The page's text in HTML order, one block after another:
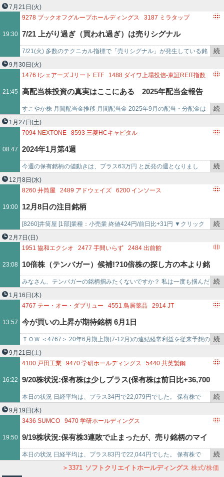
4559ゼリア新薬工業
6035 アイ・アールジャパンホールディングス 3969 エイトレッド
た。 では、保有銘柄の今週のトピックスです。 Photosynth（437…
を
で
7月21日 (火)
19:30
9278 ブックオフグループホールディングス 3187 ミラタップ
JPMC 3371
ソフトクリエイトホールディングス
アイズ 9252 ラストワンマイル 2354YE DIGITAL
3539JMホールディングス 6033 エクストリーム
7/21 上がり過ぎ（買われ過ぎ）は売りシグナル
7/21(火) 多数のテクニカル指標で「売りシグナル」が発生している銘
柄！「ＪＳＨ(150A)に売りシグナル 9コ」「ブックオフグループホー
ルディン…
続
を
で
9月30日 (火)
21:45
1476 Iシェアーズ Jリート ETF 1488 ダイワ上場投信-東証REIT指数
2124JAC RECRUITMENT
システナ
2353日本駐車場開発 2379 ディップ 2391
プラネット
2393日本ケアサプライ 2491バリューコマース
2670 エービーシー・マート
3371 ソフトクリエイトホールディングス
4464ソフト９
高配当株投資の真実はここにある 2025年配当金報告
すこやか株 月間配当金推移 月間配当金 2025年9月の配当・分配金は
日本株から ２７ ,５４１円 （前年比 １９４.２ ％ +１３…
続
を
で
1月27日 (土)
08:47
7094 NEXTONE 8593 三菱HCキャピタル
ユナイテッド・アーバン投資法人
TOKAIホールディングス
3498霞ヶ関キャピタル 3198SFPホールディングス
9064ヤマトホールディングス
2153 E・Jホールディングス 5334日本特殊陶業
6701NEC 6823リオン
2024年1月第4週
今週の保有銘柄の値動きは、プラス63万円 と反発の週となりまし
た。 保有銘柄のニュースは以下。・NexTone（7094） 著作権管理楽
曲数は9月末…
続
を
で
12月8日 (水)
19:00
8260 井筒屋 2489 アドウェイズ 6200 インソース
ソフトクリエイトホールディングス
9104 商船三井 4445 リビン・テクノロジーズ
9919関西スーパーマーケット 3727アプリックス
2983アールプランナー
6569 日総工産
12月8日の注目銘柄
[8260]井筒屋 [1部]業種：小売業 終値424円/前日比+31円 ▼クリック
で株探ページ▼ 北九州地盤の百貨店老舗。小倉、山口に集中。…
続
を
で
2月7日 (日)
23:08
1951 協和エクシオ 2477 手間いらず 2484 出前館
2588 プレミアムウォーターホールディングス 2929
ファーマフーズ
2930北の達人コーポレーション
JFLAホールディングス
3150グリムス 3252日本商業開発
3371ソフトクリエイトホールディングス
3484 テンポイノベーション 3627JNSホールディングス
3661 エムアップホールディン
10倍株（テンバガー）候補!?10倍株の探し方の本より銘
柄をピックアップ
みなさん、テンバガーの銘柄掴みたくないですか？ 私は一度も掴んだ
ことないですが、やはり投資家たるものそういった銘柄をつかんでは
みたいです。 …
続
を
で
1月16日 (木)
13:57
4767 テー・オー・ダブリュー 4551 鳥居薬品 2914 JT
3371
ソフトクリエイトホールディングス
6479 ミネベアミツミ
今が買いの上昇が期待銘柄 6月1日
ＴＯＷ ＜4767＞ 20年6月期上期(7-12月)の連結経常利益を従来予想の
13.6億円→15億円に10.6％上方修正。増益率が10.6％増→2…
続
を
で
9月21日 (土)
16:22
4100 戸田工業 9470 学研ホールディングス 5440 共英製鋼
住友大阪セメント 6659
メディアリンクス
ジャパンディスプレイ 2469 ヒビノ 8338 筑波銀行
2185シイエム・シイ 3371ソフトクリエイトホールディングス
4665ダスキン
1805 飛島建設 1435 TATERU 1815鉄建建設
9/20株状況:保有株は少しプラス(保有株は前日比+36,700
円)
本日の状況 日経平均は、プラス34円で22,079円でした。 保有株で
す。 前日比でプラスにはなってますが、7102日本車両製造、4…
続
を
で
9月19日 (木)
19:50
3436 SUMCO 9470 学研ホールディングス
メディアリンクス 6740
ジャパンディスプレイ
アサヒグループホールディングス 8338
筑波銀行
4100戸田工業 2229カルビー
ソフトクリエイトホールディングス 5440共英製鋼
9/19株状況:保有株3連敗で止まったが、売り銘柄のマイ
ナス拡大(保有株は前日比+12,800円)
本日の状況 日経平均は、プラス83円で22,044円でした。 保有株で
す。 今日はプラスになってました。買い増しするにしても、もっと…
続
き
3371 ソフトクリエイトホールディングス 株式/株価